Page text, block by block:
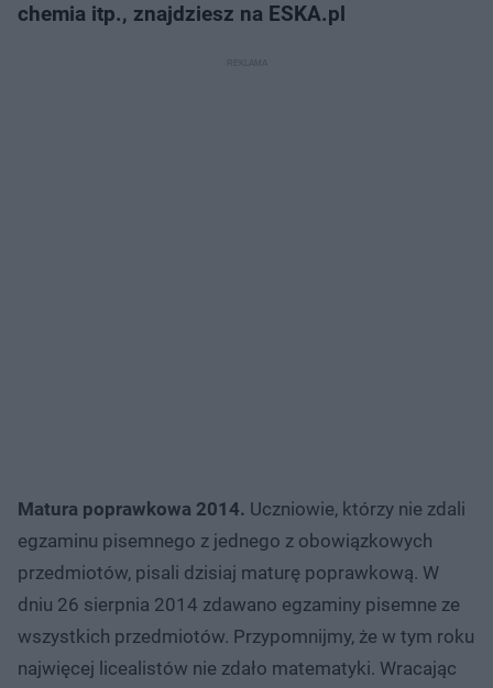
chemia itp., znajdziesz na ESKA.pl
Matura poprawkowa 2014. Uczniowie, którzy nie zdali
egzaminu pisemnego z jednego z obowiązkowych
przedmiotów, pisali dzisiaj maturę poprawkową. W
dniu 26 sierpnia 2014 zdawano egzaminy pisemne ze
wszystkich przedmiotów. Przypomnijmy, że w tym roku
najwięcej licealistów nie zdało matematyki. Wracając